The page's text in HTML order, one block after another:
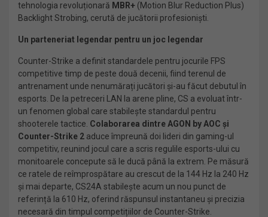
tehnologia revoluționară MBR+ (Motion Blur Reduction Plus)
Backlight Strobing, cerută de jucătorii profesioniști.
Un parteneriat legendar pentru un joc legendar
Counter-Strike a definit standardele pentru jocurile FPS
competitive timp de peste două decenii, fiind terenul de
antrenament unde nenumărați jucători și-au făcut debutul în
esports. De la petreceri LAN la arene pline, CS a evoluat într-
un fenomen global care stabilește standardul pentru
shooterele tactice. Colaborarea dintre AGON by AOC și
Counter-Strike 2 aduce împreună doi lideri din gaming-ul
competitiv, reunind jocul care a scris regulile esports-ului cu
monitoarele concepute să le ducă până la extrem. Pe măsură
ce ratele de reîmprospătare au crescut de la 144 Hz la 240 Hz
și mai departe, CS24A stabilește acum un nou punct de
referință la 610 Hz, oferind răspunsul instantaneu și precizia
necesară din timpul competițiilor de Counter-Strike.